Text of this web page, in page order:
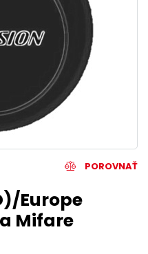
POROVNAŤ
Europe
Mifare